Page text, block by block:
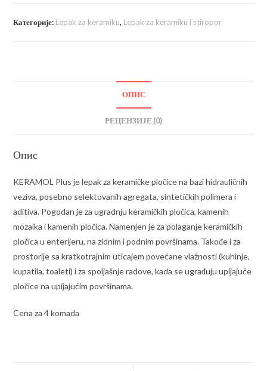
Категорије: Lepak za keramiku, Lepak za keramiku i stiropor
ОПИС
РЕЦЕНЗИЈЕ (0)
Опис
KERAMOL Plus je lepak za keramičke pločice na bazi hidrauličnih
veziva, posebno selektovanih agregata, sintetičkih polimera i
aditiva. Pogodan je za ugradnju keramičkih pločica, kamenih
mozaika i kamenih pločica. Namenjen je za polaganje keramičkih
pločica u enterijeru, na zidnim i podnim površinama. Takođe i za
prostorije sa kratkotrajnim uticajem povećane vlažnosti (kuhinje,
kupatila, toaleti) i za spoljašnje radove, kada se ugrađuju upijajuće
pločice na upijajućim površinama.
Cena za 4 komada